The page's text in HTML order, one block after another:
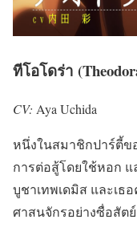
ทีโอโดร่า
CV: Aya Uchida
หนึ่งในสมาชิกปาร์ตี้ข
การต่อสู้โดยใช้หอก
บูชาเทพเดมิส และเ
ศาสนจักรอย่างซื่อสัต